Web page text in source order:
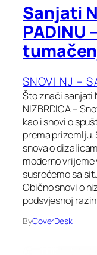
Sanjati
PADINU
SNOVI NJ –
Što znači sanjati
NIZBRDICA –
kao i snovi o
prema prizemlju.
snova o
moderno
susrećemo sa
Obično snovi o
podsvjesnoj
ByCoverDesk